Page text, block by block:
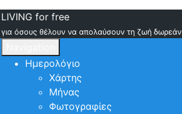
LIVING for free
για όσους θέλουν να απολαύσουν τη ζωή δωρεάν
Ημερολόγιο
Χάρτης
Μήνας
Φωτογραφίες